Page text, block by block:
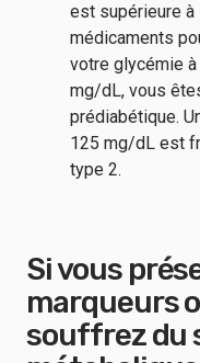
est supérieure
médicaments
votre glycémie
mg/dL, vous
prédiabétique.
125 mg/dL est
type 2.
Si vous
marqueurs
souffrez du